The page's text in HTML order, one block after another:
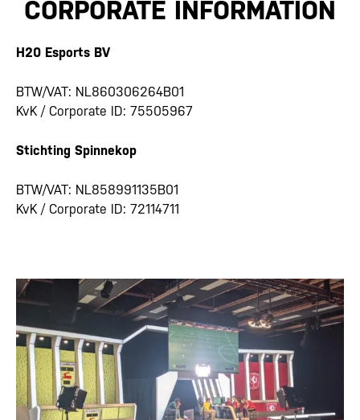
CORPORATE INFORMATION
H20 Esports BV
BTW/VAT: NL860306264B01
KvK / Corporate ID: 75505967
Stichting Spinnekop
BTW/VAT: NL858991135B01
KvK / Corporate ID: 72114711